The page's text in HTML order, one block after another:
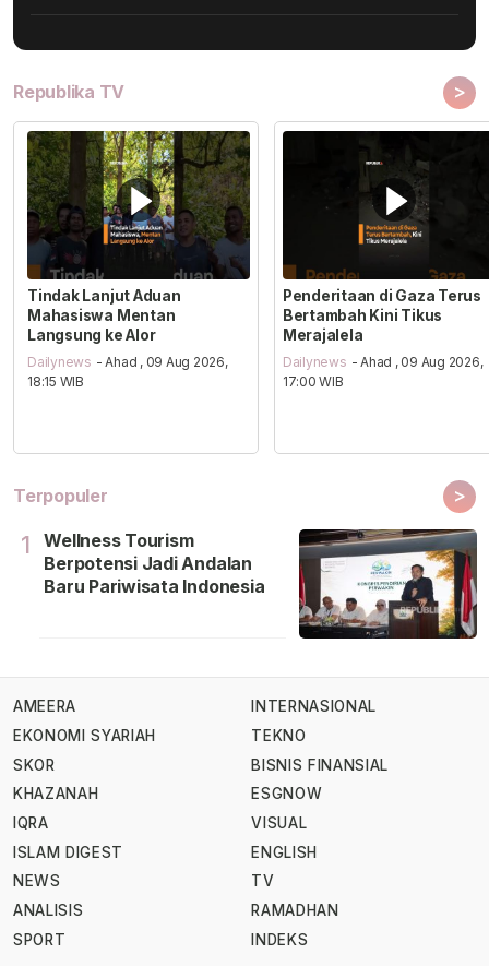
Republika TV >
Tindak Lanjut Aduan
Mahasiswa Mentan
Langsung ke Alor
Dailynews - Ahad , 09 Aug 2026,
18:15 WIB
Penderitaan di Gaza Terus
Bertambah Kini Tikus
Merajalela
Dailynews - Ahad , 09 Aug 2026,
17:00 WIB
Terpopuler >
1
Wellness Tourism
Berpotensi Jadi Andalan
Baru Pariwisata Indonesia
AMEERA
EKONOMI SYARIAH
SKOR
KHAZANAH
IQRA
ISLAM DIGEST
NEWS
ANALISIS
SPORT
INTERNASIONAL
TEKNO
BISNIS FINANSIAL
ESGNOW
VISUAL
ENGLISH
TV
RAMADHAN
INDEKS